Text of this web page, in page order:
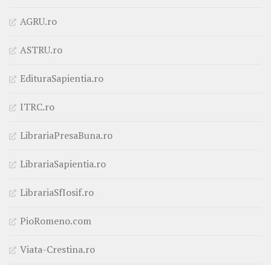
AGRU.ro
ASTRU.ro
EdituraSapientia.ro
ITRC.ro
LibrariaPresaBuna.ro
LibrariaSapientia.ro
LibrariaSfIosif.ro
PioRomeno.com
Viata-Crestina.ro